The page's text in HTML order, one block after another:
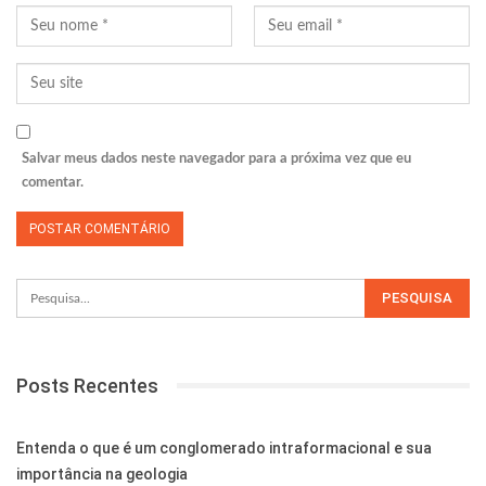
Salvar meus dados neste navegador para a próxima vez que eu
comentar.
Posts Recentes
Entenda o que é um conglomerado intraformacional e sua
importância na geologia